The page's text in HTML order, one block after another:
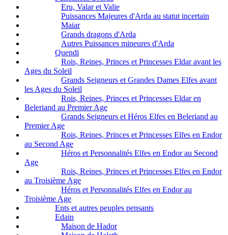
Eru, Valar et Valie
Puissances Majeures d'Arda au statut incertain
Maiar
Grands dragons d'Arda
Autres Puissances mineures d'Arda
Quendi
Rois, Reines, Princes et Princesses Eldar avant les
Ages du Soleil
Grands Seigneurs et Grandes Dames Elfes avant
les Ages du Soleil
Rois, Reines, Princes et Princesses Eldar en
Beleriand au Premier Age
Grands Seigneurs et Héros Elfes en Beleriand au
Premier Age
Rois, Reines, Princes et Princesses Elfes en Endor
au Second Age
Héros et Personnalités Elfes en Endor au Second
Age
Rois, Reines, Princes et Princesses Elfes en Endor
au Troisième Age
Héros et Personnalités Elfes en Endor au
Troisième Age
Ents et autres peuples pensants
Edain
Maison de Hador